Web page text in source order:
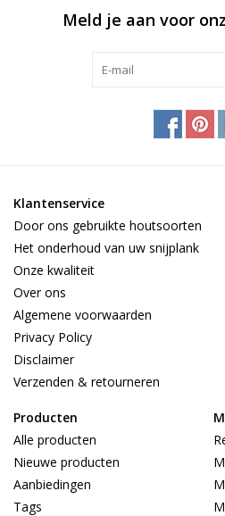
Meld je aan voor
Klantenservice
Door ons gebruikte houtsoorten
Het onderhoud van uw snijplank
Onze kwaliteit
Over ons
Algemene voorwaarden
Privacy Policy
Disclaimer
Verzenden & retourneren
Producten
Alle producten
Nieuwe producten
Aanbiedingen
Tags